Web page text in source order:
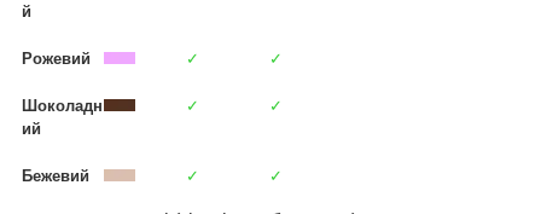
й
Рожевий ✓ ✓
Шоколадн
ий
✓ ✓
Бежевий ✓ ✓